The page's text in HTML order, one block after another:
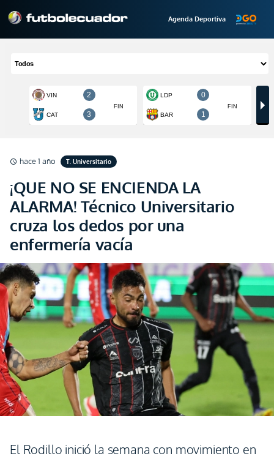
Agenda Deportiva
schedule hace 1 año T. Universitario
¡QUE NO SE ENCIENDA LA
ALARMA! Técnico Universitario
cruza los dedos por una
enfermería vacía
El Rodillo inició la semana con movimiento en